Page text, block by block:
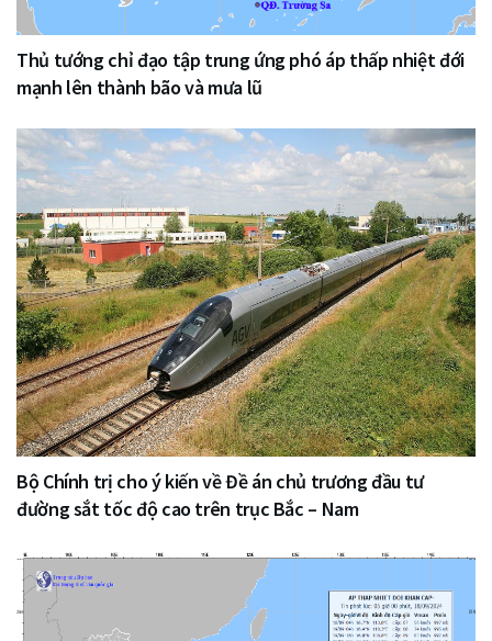
Thủ tướng chỉ đạo tập trung ứng phó áp thấp nhiệt đới
mạnh lên thành bão và mưa lũ
Bộ Chính trị cho ý kiến về Đề án chủ trương đầu tư
đường sắt tốc độ cao trên trục Bắc – Nam